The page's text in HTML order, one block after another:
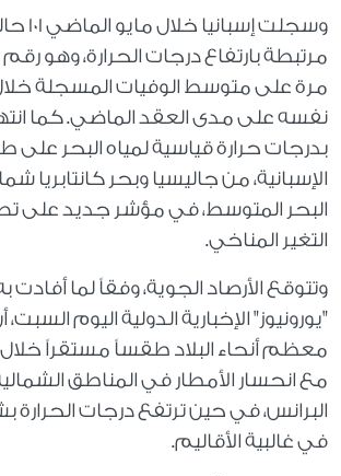
وسجلت
مرة على متوسط الوفيات المسجلة
نفسه على مدى العقد الماضي. كما
بدرجات حرارة قياسية لمياه البحر
الإسبانية، من جاليسيا وبحر كانتابريا
البحر المتوسط، في مؤشر جديد على
التغير المناخي.
وتتوقع الأرصاد الجوية، وفقاً لما
"يورونيوز" الإخبارية الدولية اليوم
معظم أنحاء البلاد طقساً مستقراً خلال
مع انحسار الأمطار في المناطق
البرانس، في حين ترتفع درجات
في غالبية الأقاليم.